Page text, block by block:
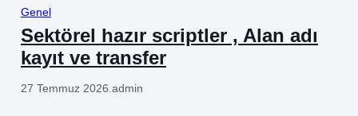
Genel
Sektörel hazır scriptler , Alan adı
kayıt ve transfer
27 Temmuz 2026 admin